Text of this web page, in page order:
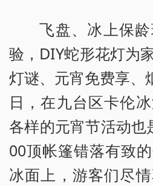
飞盘、冰上保
验，DIY蛇形花灯为
灯谜、元宵免费享
日，在九台区卡伦
各样的元宵节活动也
00顶帐篷错落有致
冰面上，游客们尽